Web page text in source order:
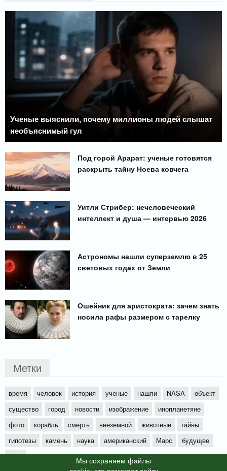
Мы cохраняем файлы
Ученые выяснили, почему миллионы людей слышат
необъяснимый гул
Под горой Арарат: ученые готовятся
раскрыть тайну Ноева ковчега
Уитли Стрибер: нечеловеческий
интеллект и душа — интервью 2026
Астрономы нашли суперземлю в 25
световых годах от Земли
Ошейник для аристократа: зачем знать
носила рафы размером с тарелку
Метки
время человек история ученые нашли NASA
объект
существо
город новости изображение
инопланетяне
фото
корабль смерть внеземной животные
тайны
гипотезы
камень наука американский Марс
будущее
йети